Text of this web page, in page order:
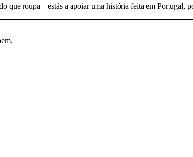
roupa – estás a apoiar uma história feita em Portugal,